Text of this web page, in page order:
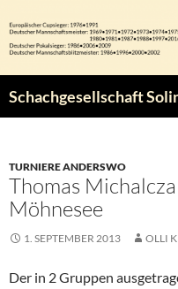
Inhalt
springen
Schachgesellschaft
TURNIERE ANDERSWO
Thomas
Möhnesee
1. SEPTEMBER 2013 OLLI
Der in 2 Gruppen